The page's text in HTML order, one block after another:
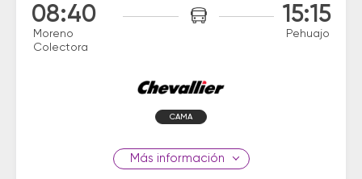
08:40
Moreno
Colectora
15:15
Pehuajo
CAMA
información